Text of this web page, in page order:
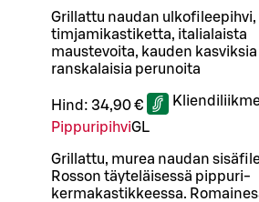
Grillattu naudan
timjamikastiketta, italialaista
maustevoita, kauden kasviksia
ranskalaisia perunoita
Hind: 34,90 €
PippuripihviGL
Grillattu, murea naudan
Rosson täyteläisessä pippuri-
kermakastikkeessa.